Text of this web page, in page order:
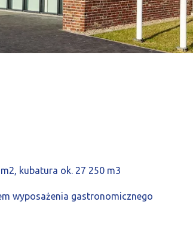
kubatura ok. 27 250 m3
wyposażenia gastronomicznego